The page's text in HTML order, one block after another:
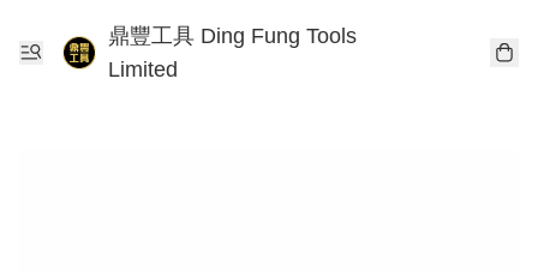
鼎豐工具 Ding Fung Tools
Limited